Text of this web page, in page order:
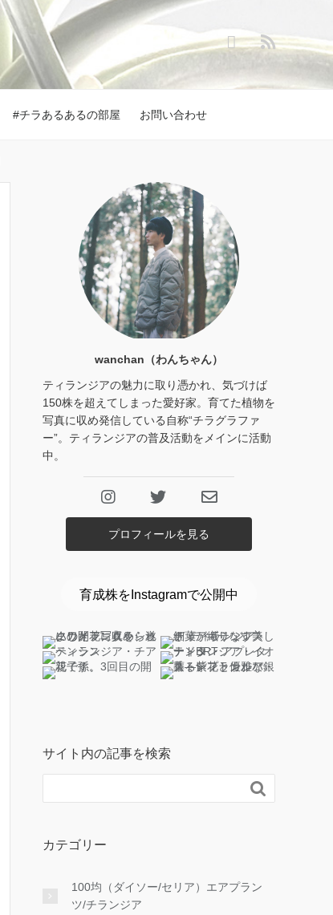
#チラあるあるの部屋 お問い合わせ
wanchan（わんちゃん）
ティランジアの魅力に取り憑かれ、気づけば
150株を超えてしまった愛好家。育てた植物を
写真に収め発信している自称“チラグラファ
ー”。ティランジアの普及活動をメインに活動
中。
プロフィールを見る
育成株をInstagramで公開中
サイト内の記事を検索

カテゴリー
100均（ダイソー/セリア）エアプラン
ツ/チランジア